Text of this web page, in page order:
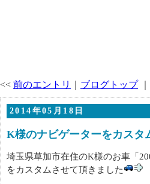
<< 前のエントリ ブログトップ｜
2014年05月18日
K様のナビゲーターをカスタ
埼玉県草加市在住のK様のお車「
をカスタムさせて頂きました